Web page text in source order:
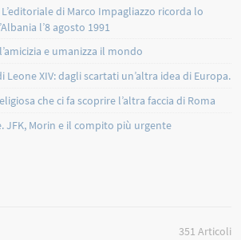
di Marco Impagliazzo ricorda lo
l’8 agosto 1991
e umanizza il mondo
Leone XIV: dagli scartati un’altra idea di Europa.
che ci fa scoprire l’altra faccia di Roma
JFK, Morin e il compito più urgente
351 Articoli